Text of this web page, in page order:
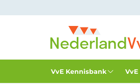
VvE Kennisbank